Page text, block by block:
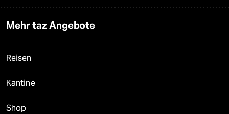
Mehr taz Angebote
Reisen
Kantine
Shop